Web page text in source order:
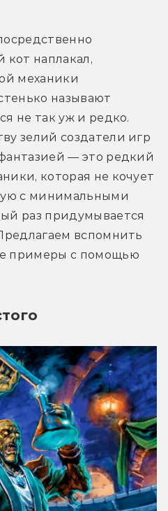
кот наплакал,
механики
называют
не так уж и редко.
зелий создатели игр
— это редкий
которая не кочует
с минимальными
раз придумывается
вспомнить
примеры с помощью